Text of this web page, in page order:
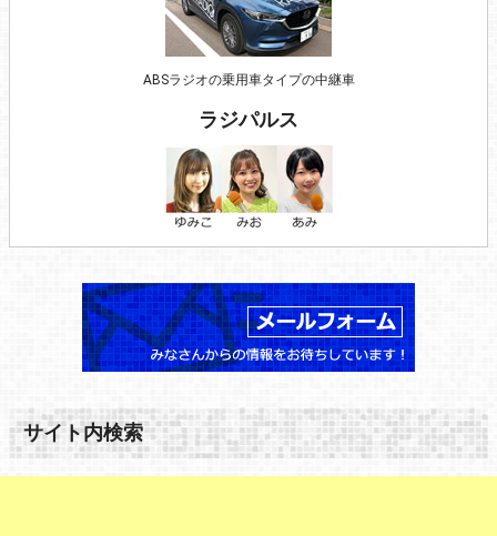
ABSラジオの乗用車タイプの中継車
ラジパルス
サイト内検索